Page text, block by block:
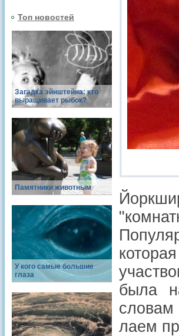
Топ новостей
Загадка эйнштейна: кто
выращивает рыбок?
Памятники животным
У кого самые большие
глаза
была
лаем